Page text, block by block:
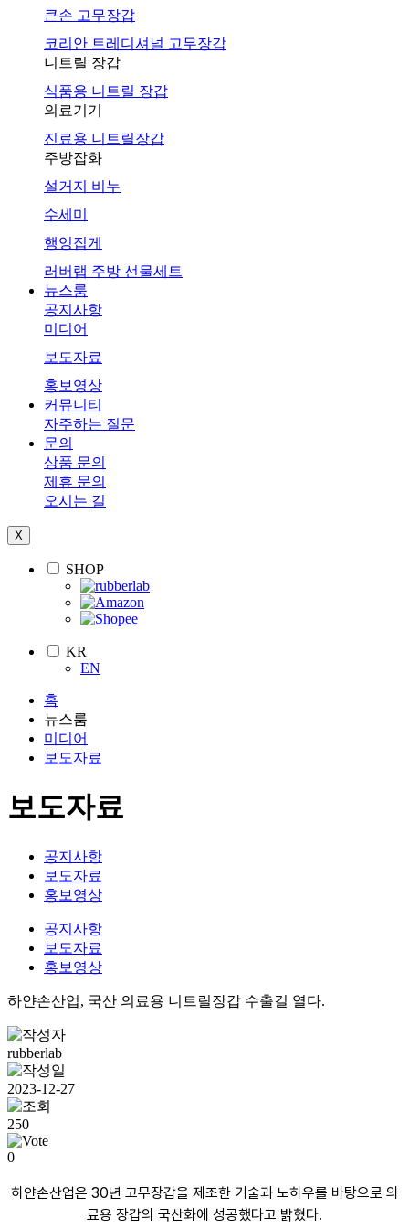
큰손 고무장갑
코리안 트레디셔널 고무장갑
니트릴 장갑
식품용 니트릴 장갑
의료기기
진료용 니트릴장갑
주방잡화
설거지 비누
수세미
행잉집게
러버랩 주방 선물세트
뉴스룸
공지사항
미디어
보도자료
홍보영상
커뮤니티
자주하는 질문
문의
상품 문의
제휴 문의
오시는 길
X
SHOP
KR
EN
홈
뉴스룸
미디어
보도자료
보도자료
공지사항
보도자료
홍보영상
공지사항
보도자료
홍보영상
하얀손산업, 국산 의료용 니트릴장갑 수출길 열다.
rubberlab
2023-12-27
250
0
하얀손산업은 30년 고무장갑을 제조한 기술과 노하우를 바탕으로 의
료용 장갑의 국산화에 성공했다고 밝혔다.